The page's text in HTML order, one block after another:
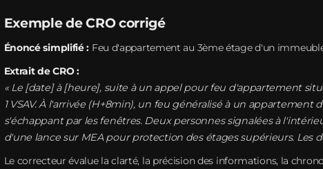
Exemple de CRO corrigé
Énoncé simplifié : Feu d'appartement au 3ème étage d'un
Extrait de CRO :
« Le [date] à [heure], suite à un appel pour feu d'appartement
1 VSAV. À l'arrivée (H+8min), un feu généralisé à un
s'échappant par les fenêtres. Deux personnes signalées à
d'une lance sur MEA pour protection des étages supérieurs. Les
Le correcteur évalue la clarté, la précision des informations, la